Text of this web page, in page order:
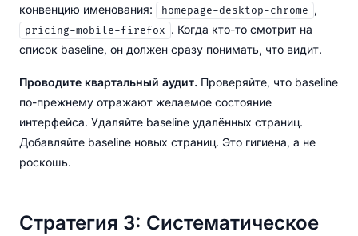
конвенцию именования:
homepage-desktop-chrome ,
pricing-mobile-firefox . Когда кто-то смотрит на
список baseline, он должен сразу понимать, что видит.
Проводите квартальный аудит. Проверяйте, что baseline
по-прежнему отражают желаемое состояние
интерфейса. Удаляйте baseline удалённых страниц.
Добавляйте baseline новых страниц. Это гигиена, а не
роскошь.
Стратегия 3: Систематическое